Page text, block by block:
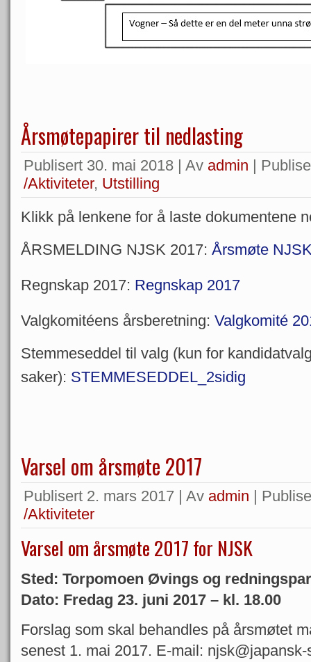
Årsmøtepapirer til nedlasting
Publisert 30. mai 2018 | Av admin |
/Aktiviteter, Utstilling
Klikk på lenkene for å laste dokumentene
ÅRSMELDING NJSK 2017: Årsmøte
Regnskap 2017: Regnskap 2017
Valgkomitéens årsberetning: Valgkomité
Stemmeseddel til valg (kun for
saker): STEMMESEDDEL_2sidig
Varsel om årsmøte 2017
Publisert 2. mars 2017 | Av admin |
/Aktiviteter
Varsel om årsmøte 2017 for NJSK
Sted: Torpomoen Øvings og
Dato: Fredag 23. juni 2017 – kl. 18.00
Forslag som skal behandles på årsmøtet
senest 1. mai 2017. E-mail: